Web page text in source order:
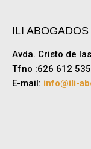
ILI ABOGADOS
Avda. Cristo de
Tfno :626 612 535
E-mail: info@ili-